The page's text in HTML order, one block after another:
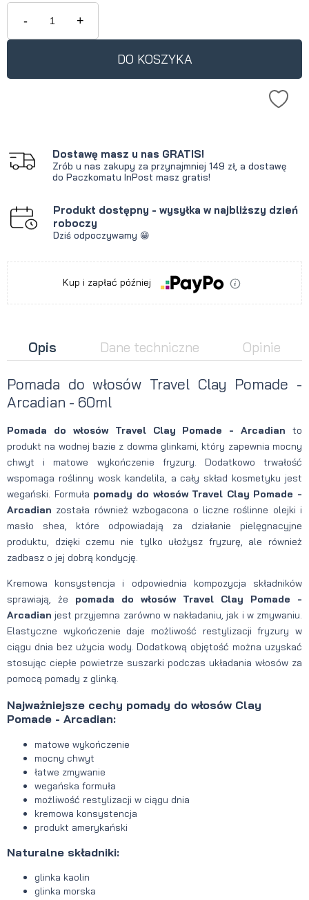
Jeżeli produkt jest sprzedawany
krócej niż 30 dni, wyświetlana jest
produkt pojawił się w sprzedaży.
- +
DO KOSZYKA
Dostawę masz u nas GRATIS!
Zrób u nas zakupy za przynajmniej 149 zł, a dostawę
do Paczkomatu InPost masz gratis!
Produkt dostępny - wysyłka w najbliższy dzień
roboczy
Dziś odpoczywamy 😁
Kup i zapłać później
Opis Dane techniczne Opinie
Pomada do włosów Travel Clay Pomade -
Arcadian - 60ml
Pomada do włosów Travel Clay Pomade - Arcadian to
produkt na wodnej bazie z dowma glinkami, który zapewnia mocny
chwyt i matowe wykończenie fryzury. Dodatkowo trwałość
wspomaga roślinny wosk kandelila, a cały skład kosmetyku jest
wegański. Formuła pomady do włosów Travel Clay Pomade -
Arcadian została również wzbogacona o liczne roślinne olejki i
masło shea, które odpowiadają za działanie pielęgnacyjne
produktu, dzięki czemu nie tylko ułożysz fryzurę, ale również
zadbasz o jej dobrą kondycję.
Kremowa konsystencja i odpowiednia kompozycja składników
sprawiają, że pomada do włosów Travel Clay Pomade -
Arcadian jest przyjemna zarówno w nakładaniu, jak i w zmywaniu.
Elastyczne wykończenie daje możliwość restylizacji fryzury w
ciągu dnia bez użycia wody. Dodatkową objętość można uzyskać
stosując ciepłe powietrze suszarki podczas układania włosów za
pomocą pomady z glinką.
Najważniejsze cechy pomady do włosów Clay
Pomade - Arcadian:
matowe wykończenie
mocny chwyt
łatwe zmywanie
wegańska formuła
możliwość restylizacji w ciągu dnia
kremowa konsystencja
produkt amerykański
Naturalne składniki:
glinka kaolin
glinka morska